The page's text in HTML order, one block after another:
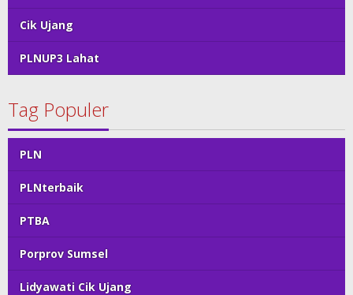
Cik Ujang
PLNUP3 Lahat
Tag Populer
PLN
PLNterbaik
PTBA
Porprov Sumsel
Lidyawati Cik Ujang